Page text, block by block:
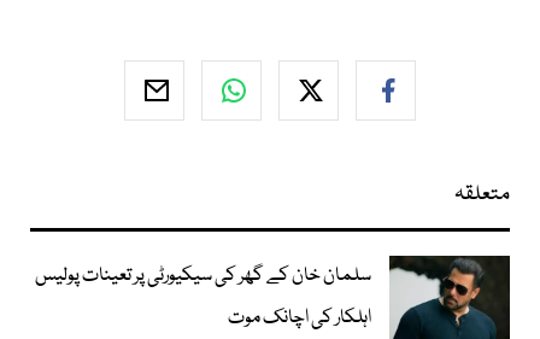
متعلقہ
سلمان خان کے گھر کی سیکیورٹی پر تعینات پولیس
اہلکار کی اچانک موت